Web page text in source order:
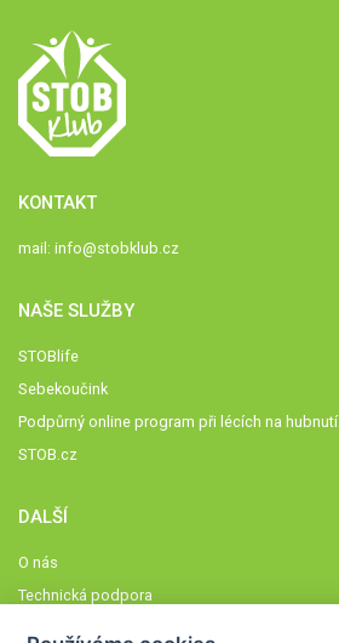
KONTAKT
mail: info@stobklub.cz
NAŠE SLUŽBY
STOBlife
Sebekoučink
Podpůrný online program při lécích na hubnutí
STOB.cz
DALŠÍ
O nás
Technická podpora